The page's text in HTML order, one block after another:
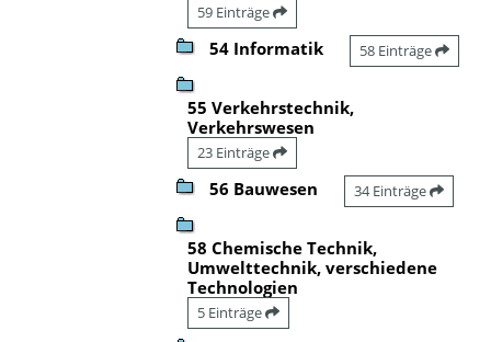
59 Einträge
54 Informatik 58 Einträge
55 Verkehrstechnik,
Verkehrswesen
23 Einträge
56 Bauwesen 34 Einträge
58 Chemische Technik,
Umwelttechnik, verschiedene
Technologien
5 Einträge